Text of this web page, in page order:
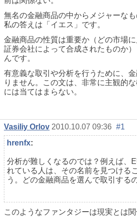
無名の金融商品の中からメジャーな
私の答えは「イエス」です。
金融商品の性質は重要か（どの市場
証券会社によって合成されたものか
んです。
有意義な取引や分析を行うために、
りません。この文は、非常に主観的
には当てはまらない。
Vasiliy Orlov 2010.10.07 09:36 #1
hrenfx:
分析が難しくなるのでは？例えば、
れている人は、その名前を見つける
う。どの金融商品を選んで取引する
このようなファンタジーは現実とは関